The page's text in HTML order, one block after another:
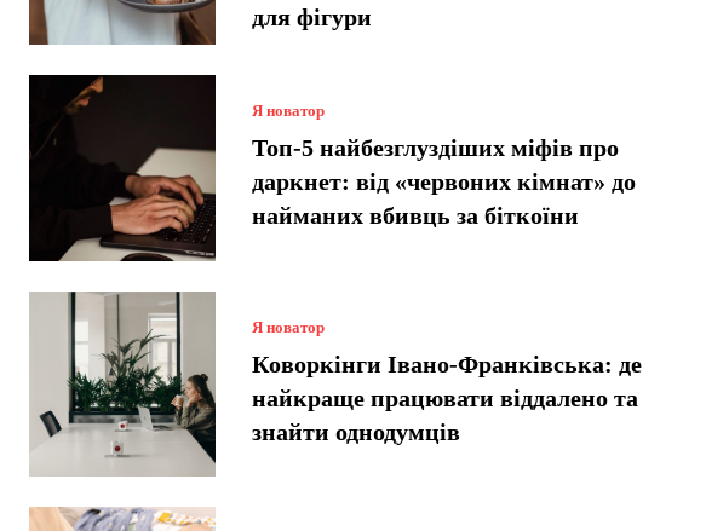
для фігури
Я новатор
Топ-5 найбезглуздіших міфів про
даркнет: від «червоних кімнат» до
найманих вбивць за біткоїни
Я новатор
Коворкінги Івано-Франківська: де
найкраще працювати віддалено та
знайти однодумців